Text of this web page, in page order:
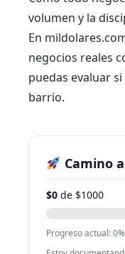
volumen y la
En
negocios reales
puedas evaluar
barrio.
Camino
$0 de $1000
Progreso actual: 0%